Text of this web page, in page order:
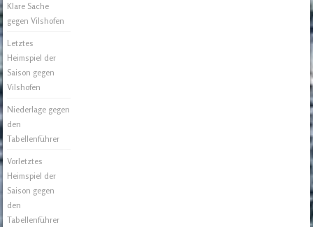
Klare Sache
gegen Vilshofen
Letztes
Heimspiel der
Saison gegen
Vilshofen
Niederlage gegen
den
Tabellenführer
Vorletztes
Heimspiel der
Saison gegen
den
Tabellenführer